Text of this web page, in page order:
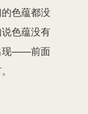
色蕴都没
色蕴没有
现——前面